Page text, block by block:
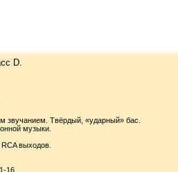
D.
звучанием. Твёрдый, «ударный» бас.
музыки.
выходов.
16